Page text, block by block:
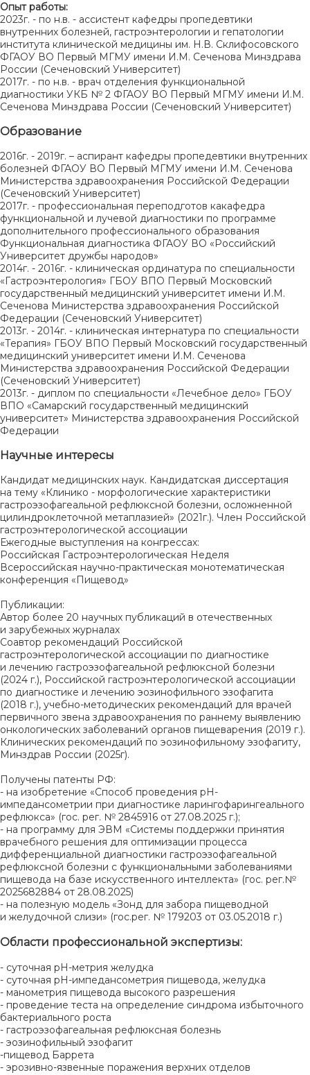
Опыт работы:
2023г. - по н.в. - ассистент кафедры пропедевтики
внутренних болезней, гастроэнтерологии и гепатологии
института клинической медицины им. Н.В. Склифосовского
ФГАОУ ВО Первый МГМУ имени И.М. Сеченова Минздрава
России (Сеченовский Университет)
2017г. - по н.в. - врач отделения функциональной
диагностики УКБ № 2 ФГАОУ ВО Первый МГМУ имени И.М.
Сеченова Минздрава России (Сеченовский Университет)
Образование
2016г. - 2019г. – аспирант кафедры пропедевтики внутренних
болезней ФГАОУ ВО Первый МГМУ имени И.М. Сеченова
Министерства здравоохранения Российской Федерации
(Сеченовский Университет)
2017г. - профессиональная переподготов какафедра
функциональной и лучевой диагностики по программе
дополнительного профессионального образования
Функциональная диагностика ФГАОУ ВО «Российский
Университет дружбы народов»
2014г. - 2016г. - клиническая ординатура по специальности
«Гастроэнтерология» ГБОУ ВПО Первый Московский
государственный медицинский университет имени И.М.
Сеченова Министерства здравоохранения Российской
Федерации (Сеченовский Университет)
2013г. - 2014г. - клиническая интернатура по специальности
«Терапия» ГБОУ ВПО Первый Московский государственный
медицинский университет имени И.М. Сеченова
Министерства здравоохранения Российской Федерации
(Сеченовский Университет)
2013г. - диплом по специальности «Лечебное дело» ГБОУ
ВПО «Самарский государственный медицинский
университет» Министерства здравоохранения Российской
Федерации
Научные интересы
Кандидат медицинских наук. Кандидатская диссертация
на тему «Клинико - морфологические характеристики
гастроэзофагеальной рефлюксной болезни, осложненной
цилиндроклеточной метаплазией» (2021г.). Член Российской
гастроэнтерологической ассоциации
Ежегодные выступления на конгрессах:
Российская Гастроэнтерологическая Неделя
Всероссийская научно-практическая монотематическая
конференция «Пищевод»
Публикации:
Автор более 20 научных публикаций в отечественных
и зарубежных журналах
Соавтор рекомендаций Российской
гастроэнтерологической ассоциации по диагностике
и лечению гастроэзофагеальной рефлюксной болезни
(2024 г.), Российской гастроэнтерологической ассоциации
по диагностике и лечению эозинофильного эзофагита
(2018 г.), учебно-методических рекомендаций для врачей
первичного звена здравоохранения по раннему выявлению
онкологических заболеваний органов пищеварения (2019 г.).
Клинических рекомендаций по эозинофильному эзофагиту,
Минздрав России (2025г).
Получены патенты РФ:
- на изобретение «Способ проведения рН-
импедансометрии при диагностике ларингофарингеального
рефлюкса» (гос. рег. № 2845916 от 27.08.2025 г.);
- на программу для ЭВМ «Системы поддержки принятия
врачебного решения для оптимизации процесса
дифференциальной диагностики гастроэзофагеальной
рефлюксной болезни с функциональными заболеваниями
пищевода на базе искусственного интеллекта» (гос. рег.№
2025682884 от 28.08.2025)
- на полезную модель «Зонд для забора пищеводной
и желудочной слизи» (гос.рег. № 179203 от 03.05.2018 г.)
Области профессиональной экспертизы:
- суточная рН-метрия желудка
- суточная рН-импедансометрия пищевода, желудка
- манометрия пищевода высокого разрешения
- проведение теста на определение синдрома избыточного
бактериального роста
- гастроэзофагеальная рефлюксная болезнь
- эозинофильный эзофагит
-пищевод Баррета
- эрозивно-язвенные поражения верхних отделов